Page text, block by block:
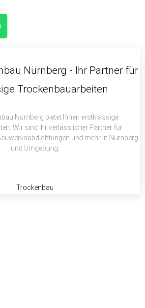
Nürnberg - Ihr Partner für
Trockenbauarbeiten
Nürnberg bietet Ihnen erstklassige
Wir sind Ihr verlässlicher Partner für
und mehr in Nürnberg
und Umgebung.
Trockenbau